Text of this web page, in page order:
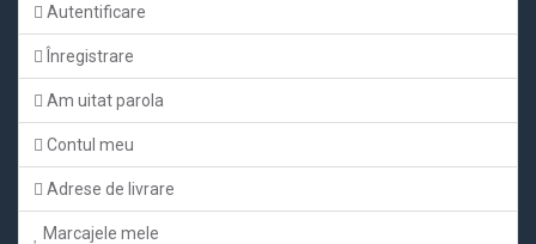
Autentificare
Înregistrare
Am uitat parola
Contul meu
Adrese de livrare
Marcajele mele